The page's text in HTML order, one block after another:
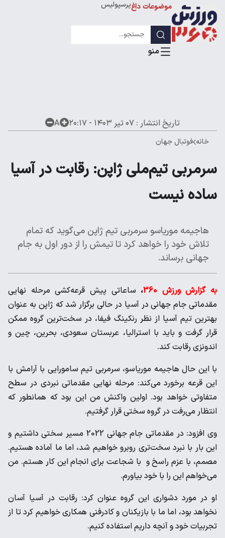
موضوعات داغپرسپولیس
لیگ قهرمانان
تاریخ انتشار : ۰۷ تیر ۱۴۰۳ - ۲۰:۱۷ A
خانه فوتبال جهان
سرمربی تیم‌ملی ژاپن: رقابت در آسیا
ساده نیست
هاجیمه موریاسو سرمربی تیم ژاپن می‌‎گوید که تمام
تلاش خود را خواهد کرد تا تیمش را از دور اول به جام
جهانی برساند.
به گزارش ورزش 360 ، ساعاتی پیش قرعه‌کشی مرحله نهایی
مقدماتی جام جهانی در آسیا در حالی برگزار شد که ژاپن به عنوان
بهترین تیم آسیا از نظر رنکینگ فیفا، در سخت‌ترین گروه ممکن
قرار گرفت و باید با استرالیا، عربستان سعودی، بحرین، چین و
اندونزی رقابت کند.
با این حال هاجیمه موریاسو، سرمربی تیم سامورایی با آرامش با
این قرعه برخورد می‌کند: مرحله نهایی مقدماتی نبردی در سطح
متفاوتی خواهد بود. اولین واکنش من این بود که همانطور که
انتظار می‌رفت در گروه سختی قرار گرفتیم.
وی افزود: در مقدماتی جام جهانی 2022 مسیر سختی داشتیم و
این بار با نبرد سخت‌تری روبرو خواهیم شد، اما ما آماده هستیم.
مصمم، با عزم راسخ و با شجاعت برای انجام این کار هستم. من
می‌خواهم این را با خود بیاورم.
او در مورد دشواری این گروه عنوان کرد: رقابت در آسیا آسان
نخواهد بود، اما ما با بازیکنان و کادرفنی همکاری خواهیم کرد تا از
تجربیات خود و آنچه داریم استفاده کنیم.